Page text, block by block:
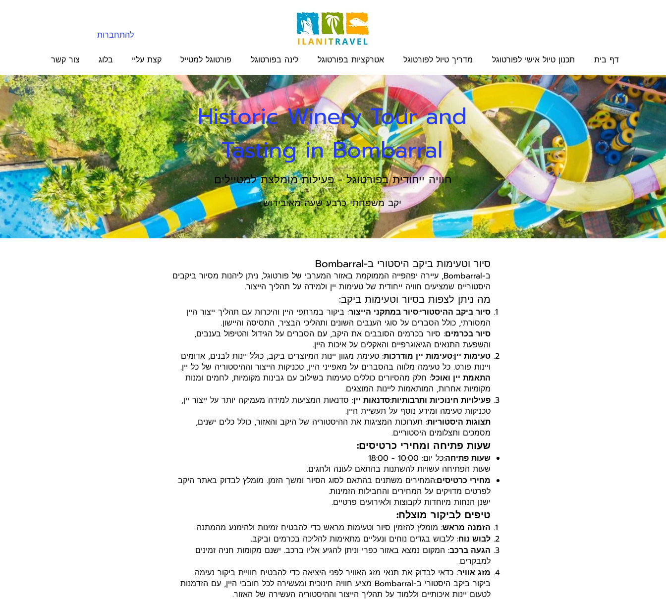
להתחברות
דף בית תכנון טיול אישי לפורטוגל מדריך טיול לפורטוגל אטרקציות בפורטוגל לינה בפורטוגל פורטוגל למטייל קצת עליי בלוג צור קשר
Historic Winery Tour and
Tasting in Bombarral
חוויה ייחודית בפורטוגל - פעילות מומלצת למטיילים
יקב משפחתי כרבע שעה מאובידוש
סיור וטעימות ביקב היסטורי ב-Bombarral
ב-Bombarral, עיירה יפהפייה הממוקמת באזור המערבי של פורטוגל, ניתן ליהנות מסיור ביקבים
היסטוריים שמציעים חוויה ייחודית של טעימות יין ולמידה על תהליך הייצור.
מה ניתן לצפות בסיור וטעימות ביקב:
סיור ביקב ההיסטורי:סיור במתקני הייצור: ביקור במרתפי היין והיכרות עם תהליך ייצור היין
המסורתי, כולל הסברים על סוגי הענבים השונים ותהליכי הבציר, התסיסה והיישון.
סיור בכרמים: סיור בכרמים הסובבים את היקב, עם הסברים על הגידול והטיפול בענבים,
והשפעת התנאים הגיאוגרפיים והאקלים על איכות היין.
טעימות יין:טעימות יין מודרכות: טעימת מגוון יינות המיוצרים ביקב, כולל יינות לבנים, אדומים
ויינות פורט. כל טעימה מלווה בהסברים על מאפייני היין, טכניקות הייצור וההיסטוריה של כל יין.
התאמת יין ואוכל: חלק מהסיורים כוללים טעימות בשילוב עם גבינות מקומיות, לחמים ומנות
מקומיות אחרות, המותאמות ליינות המוצגים.
פעילויות חינוכיות ותרבותיות:סדנאות יין: סדנאות המציעות למידה מעמיקה יותר על ייצור יין,
טכניקות טעימה ומידע נוסף על תעשיית היין.
תצוגות היסטוריות: תערוכות המציגות את ההיסטוריה של היקב והאזור, כולל כלים ישנים,
מסמכים ותצלומים היסטוריים.
שעות פתיחה ומחירי כרטיסים:
שעות פתיחה:כל יום: 10:00 - 18:00
שעות הפתיחה עשויות להשתנות בהתאם לעונה ולחגים.
מחירי כרטיסים:המחירים משתנים בהתאם לסוג הסיור ומשך הזמן. מומלץ לבדוק באתר היקב
לפרטים מדויקים על המחירים והחבילות הזמינות.
ישנן הנחות מיוחדות לקבוצות ולאירועים פרטיים.
טיפים לביקור מוצלח:
הזמנה מראש: מומלץ להזמין סיור וטעימות מראש כדי להבטיח זמינות ולהימנע מהמתנה.
לבוש נוח: ללבוש בגדים נוחים ונעליים מתאימות להליכה בכרמים וביקב.
הגעה ברכב: המקום נמצא באזור כפרי וניתן להגיע אליו ברכב. ישנם מקומות חניה זמינים
למבקרים.
מזג אוויר: כדאי לבדוק את תנאי מזג האוויר לפני היציאה כדי להבטיח חוויית ביקור נעימה.
ביקור ביקב היסטורי ב-Bombarral מציע חוויה חינוכית ומעשירה לכל חובבי היין, עם הזדמנות
לטעום יינות איכותיים וללמוד על תהליך הייצור וההיסטוריה העשירה של האזור.